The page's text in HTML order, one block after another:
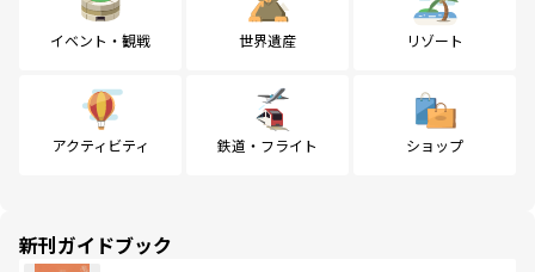
イベント・観戦 世界遺産 リゾート
アクティビティ 鉄道・フライト ショップ
新刊ガイドブック